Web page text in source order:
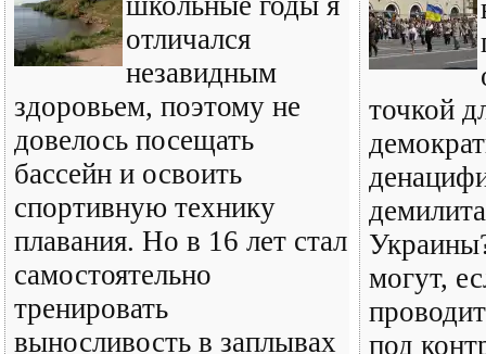
отличался
незавидным
здоровьем, поэтому не
довелось посещать
бассейн и освоить
спортивную технику
плавания. Но в 16 лет стал
самостоятельно
тренировать
выносливость в заплывах
точкой
могут,
под